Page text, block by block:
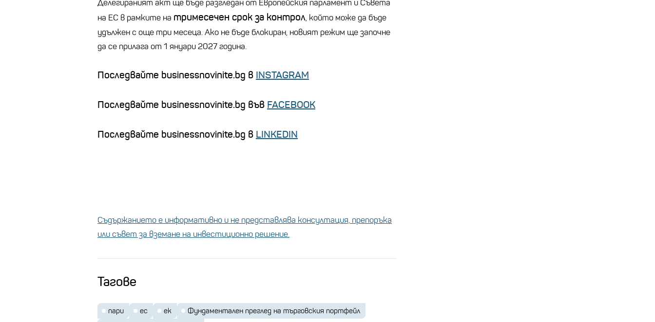
Делегираният акт ще бъде разгледан от Европейския парламент и Съвета
на ЕС в рамките на тримесечен срок за контрол, който може да бъде
удължен с още три месеца. Ако не бъде блокиран, новият режим ще започне
да се прилага от 1 януари 2027 година.
Последвайте businessnovinite.bg в INSTAGRAM
Последвайте businessnovinite.bg във FACEBOOK
Последвайте businessnovinite.bg в LINKEDIN
Съдържанието е информативно и не представлява консултация, препоръка
или съвет за вземане на инвестиционно решение.
Тагове
пари ес ек
Фундаментален преглед на търговския портфейл